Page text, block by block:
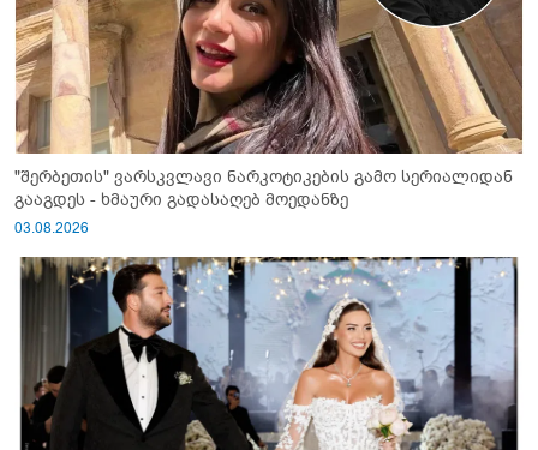
"შერბეთის" ვარსკვლავი ნარკოტიკების გამო სერიალიდან
გააგდეს - ხმაური გადასაღებ მოედანზე
03.08.2026